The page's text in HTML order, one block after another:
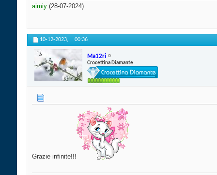
aimiy (28-07-2024)
10-12-2023, 00:36
Ma12ri
Crocettina Diamante
Grazie infinite!!!